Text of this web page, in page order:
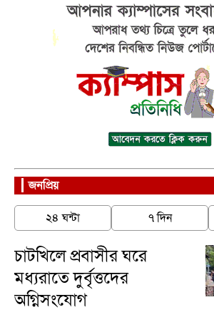
জনপ্রিয়
২৪ ঘন্টা ৭ দিন
চাটখিলে প্রবাসীর ঘরে
মধ্যরাতে দুর্বৃত্তদের
অগ্নিসংযোগ